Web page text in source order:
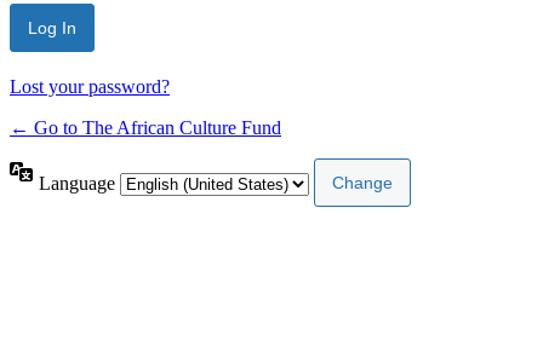
Lost your password?
← Go to The African Culture Fund
Language